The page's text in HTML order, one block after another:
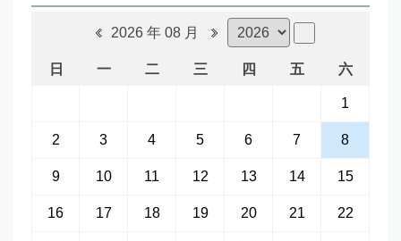
2026 年 08 月
日 一 二 三 四 五 六
1
2 3 4 5 6 7 8
9 10 11 12 13 14 15
16 17 18 19 20 21 22